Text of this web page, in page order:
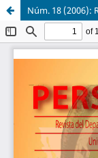
Núm. 18 (2006):